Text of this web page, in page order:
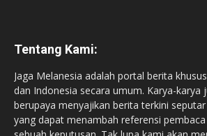
Tentang Kami:
Jaga Melanesia adalah portal berita
dan Indonesia secara umum. Karya-karya
berupaya menyajikan berita terkini
yang dapat menambah referensi